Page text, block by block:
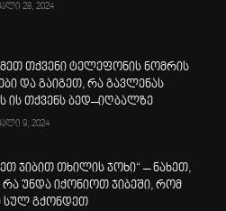
28, 2024
თქვენი ტელეფონის ნომრის
და გაიგეთ, რა გავლენას
ის თქვენს ბედ–იღბალზე
9, 2024
ჯიბით თხილის ჯოხი“ – ნახეთ,
რა უნდა იქონიოთ ჯიბეში, რომ
გქონდეთ